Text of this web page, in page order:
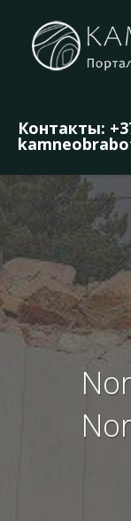
Контакты: